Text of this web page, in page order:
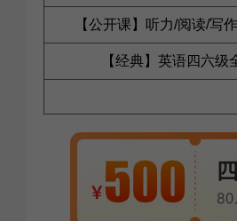
【公开课】听力/阅读/写
【经典】英语四六级